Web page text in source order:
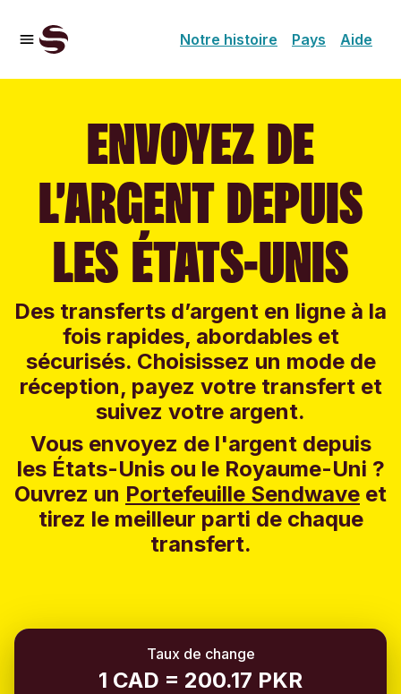
Notre histoire Pays Aide
ENVOYEZ DE
L’ARGENT DEPUIS
LES ÉTATS-UNIS
Des transferts d’argent en ligne à la
fois rapides, abordables et
sécurisés. Choisissez un mode de
réception, payez votre transfert et
suivez votre argent.
Vous envoyez de l'argent depuis
les États-Unis ou le Royaume-Uni ?
Ouvrez un Portefeuille Sendwave et
tirez le meilleur parti de chaque
transfert.
Taux de change
1 CAD = 200.17 PKR